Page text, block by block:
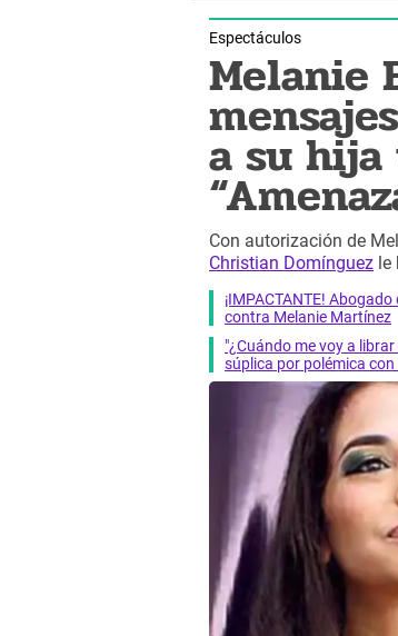
Espectáculos
Melanie
a su hija
Con autorización de
Christian Domínguez
¡IMPACTANTE!
contra Melanie Martínez
"¿Cuándo me voy a
súplica por polémica